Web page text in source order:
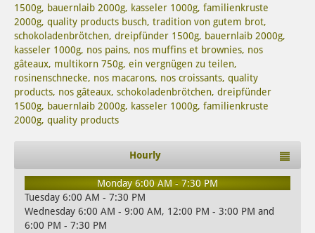
1500g, bauernlaib 2000g, kasseler 1000g, familienkruste
2000g, quality products busch, tradition von gutem brot,
schokoladenbrötchen, dreipfünder 1500g, bauernlaib 2000g,
kasseler 1000g, nos pains, nos muffins et brownies, nos
gâteaux, multikorn 750g, ein vergnügen zu teilen,
rosinenschnecke, nos macarons, nos croissants, quality
products, nos gâteaux, schokoladenbrötchen, dreipfünder
1500g, bauernlaib 2000g, kasseler 1000g, familienkruste
2000g, quality products
Hourly
Monday 6:00 AM - 7:30 PM
Tuesday 6:00 AM - 7:30 PM
Wednesday 6:00 AM - 9:00 AM, 12:00 PM - 3:00 PM and
6:00 PM - 7:30 PM